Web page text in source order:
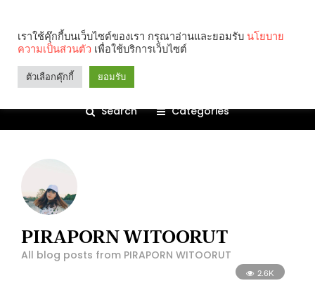
Search Categories
PIRAPORN WITOORUT
All blog posts from PIRAPORN WITOORUT
2.6K
เราใช้คุ๊กกี้บนเว็บไซต์ของเรา กรุณาอ่านและยอมรับ นโยบาย
ความเป็นส่วนตัว เพื่อใช้บริการเว็บไซต์
ตัวเลือกคุ๊กกี้ ยอมรับ